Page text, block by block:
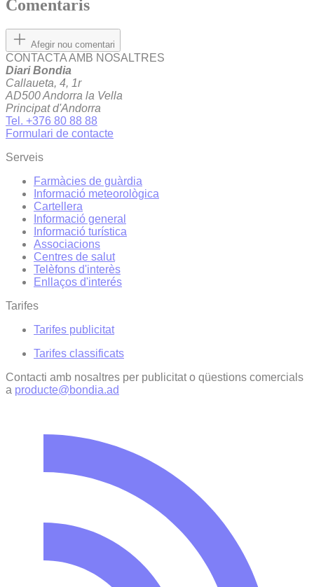
Comentaris
Afegir nou comentari
CONTACTA AMB NOSALTRES
Diari Bondia
Callaueta, 4, 1r
AD500 Andorra la Vella
Principat d'Andorra
Tel. +376 80 88 88
Formulari de contacte
Serveis
Farmàcies de guàrdia
Informació meteorològica
Cartellera
Informació general
Informació turística
Associacions
Centres de salut
Telèfons d'interès
Enllaços d'interés
Tarifes
Tarifes publicitat
Tarifes classificats
Contacti amb nosaltres per publicitat o qüestions comercials
a producte@bondia.ad